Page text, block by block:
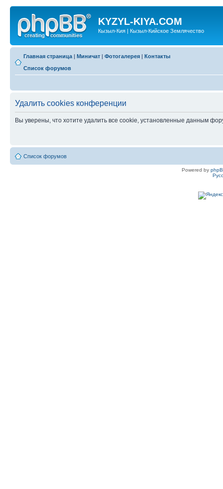
KYZYL-KIYA.COM
Кызыл-Кия | Кызыл-Кийское Землячество
Главная страница | Миничат | Фотогалерея | Контакты
Список форумов
Удалить cookies конференции
Вы уверены, что хотите удалить все cookie, установленные данным
Список форумов
Powered by